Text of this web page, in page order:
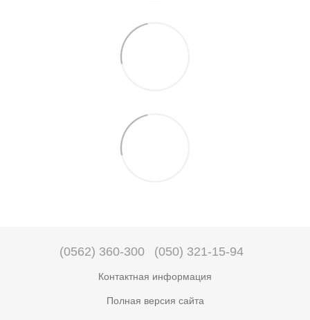
(0562) 360-300 (050) 321-15-94
Контактная информация
Полная версия сайта